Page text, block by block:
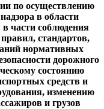
по осуществлению
в области
части соблюдения
стандартов,
нормативных
дорожного
состоянию
средств и
изменению
и грузов